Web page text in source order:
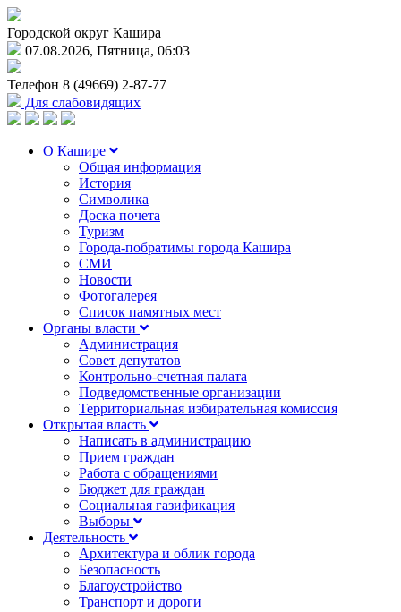
Городской округ Кашира
07.08.2026, Пятница, 06:03
Телефон 8 (49669) 2-87-77
Для слабовидящих
О Кашире
Общая информация
История
Символика
Доска почета
Туризм
Города-побратимы города Кашира
СМИ
Новости
Фотогалерея
Список памятных мест
Органы власти
Администрация
Совет депутатов
Контрольно-счетная палата
Подведомственные организации
Территориальная избирательная комиссия
Открытая власть
Написать в администрацию
Прием граждан
Работа с обращениями
Бюджет для граждан
Социальная газификация
Выборы
Деятельность
Архитектура и облик города
Безопасность
Благоустройство
Транспорт и дороги